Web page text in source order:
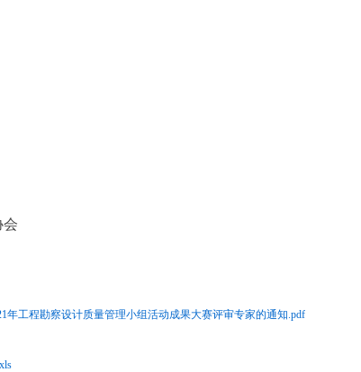
会
年工程勘察设计质量管理小组活动成果大赛评审专家的通知.pdf